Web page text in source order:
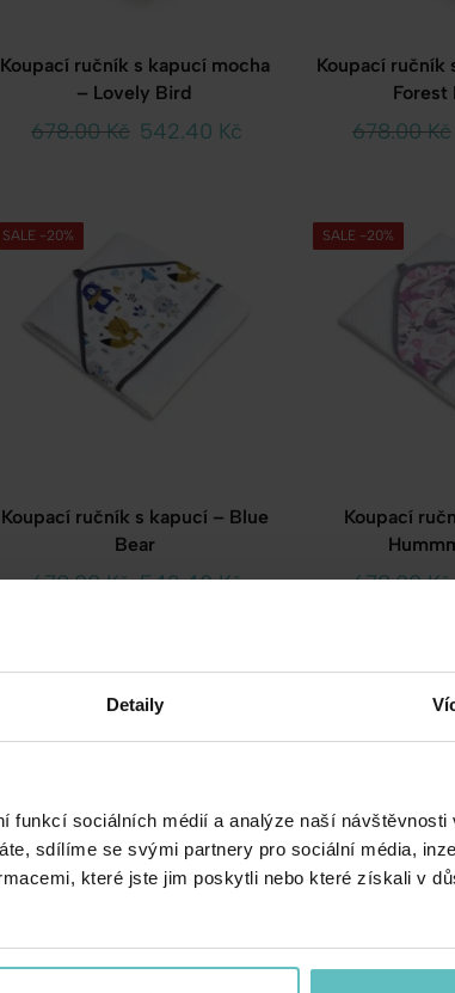
Detaily
funkcí sociálních médií a analýze naší
sdílíme se svými partnery pro sociální média,
které jste jim poskytli nebo které získali v
Koupací ručník s kapucí mocha
– Lovely Bird
678.00Kč 542.40 Kč
Koupací ručník
Forest
678.00Kč
SALE -20%
Koupací ručník s kapucí – Blue
Bear
678.00Kč 542.40Kč
SALE -20%
Koupací
678.00Kč
ručník s kapucí – White
Koupací